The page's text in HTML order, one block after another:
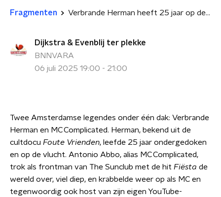
Fragmenten Verbrande Herman heeft 25 jaar op de vlucht geleefd
Dijkstra & Evenblij ter plekke
BNNVARA
06 juli 2025 19:00 - 21:00
Twee Amsterdamse legendes onder één dak: Verbrande
Herman en MC Complicated. Herman, bekend uit de
cultdocu Foute Vrienden, leefde 25 jaar ondergedoken
en op de vlucht. Antonio Abbo, alias MC Complicated,
trok als frontman van The Sunclub met de hit Fiësta de
wereld over, viel diep, en krabbelde weer op als MC en
tegenwoordig ook host van zijn eigen YouTube-